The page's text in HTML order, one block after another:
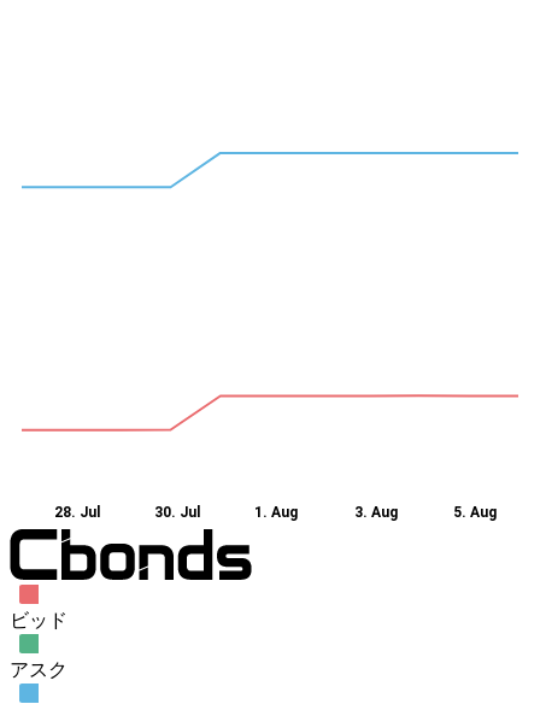
28. Jul 30. Jul 1. Aug 3. Aug 5. Aug
ビッド
アスク